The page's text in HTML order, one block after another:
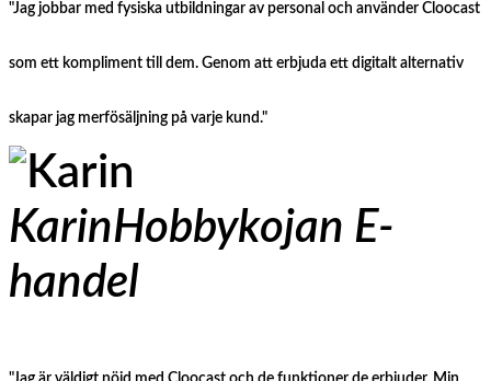
"Jag jobbar med fysiska utbildningar av personal och använder Cloocast
som ett kompliment till dem. Genom att erbjuda ett digitalt alternativ
skapar jag merfösäljning på varje kund."
KarinHobbykojan E-
handel